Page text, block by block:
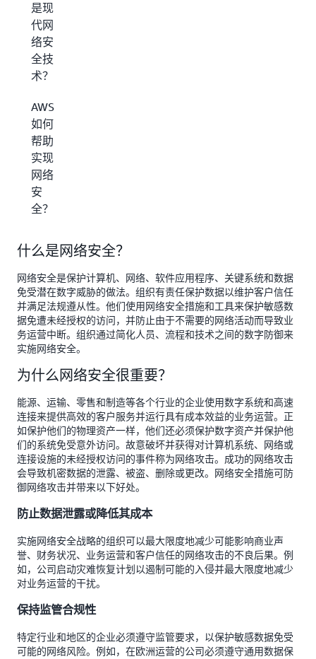
是现
代网
络安
全技
术？
AWS
如何
帮助
实现
网络
安
全？
什么是网络安全？
网络安全是保护计算机、网络、软件应用程序、关键系统和数据
免受潜在数字威胁的做法。组织有责任保护数据以维护客户信任
并满足法规遵从性。他们使用网络安全措施和工具来保护敏感数
据免遭未经授权的访问，并防止由于不需要的网络活动而导致业
务运营中断。组织通过简化人员、流程和技术之间的数字防御来
实施网络安全。
为什么网络安全很重要？
能源、运输、零售和制造等各个行业的企业使用数字系统和高速
连接来提供高效的客户服务并运行具有成本效益的业务运营。正
如保护他们的物理资产一样，他们还必须保护数字资产并保护他
们的系统免受意外访问。故意破坏并获得对计算机系统、网络或
连接设施的未经授权访问的事件称为网络攻击。成功的网络攻击
会导致机密数据的泄露、被盗、删除或更改。网络安全措施可防
御网络攻击并带来以下好处。
防止数据泄露或降低其成本
实施网络安全战略的组织可以最大限度地减少可能影响商业声
誉、财务状况、业务运营和客户信任的网络攻击的不良后果。例
如，公司启动灾难恢复计划以遏制可能的入侵并最大限度地减少
对业务运营的干扰。
保持监管合规性
特定行业和地区的企业必须遵守监管要求，以保护敏感数据免受
可能的网络风险。例如，在欧洲运营的公司必须遵守通用数据保